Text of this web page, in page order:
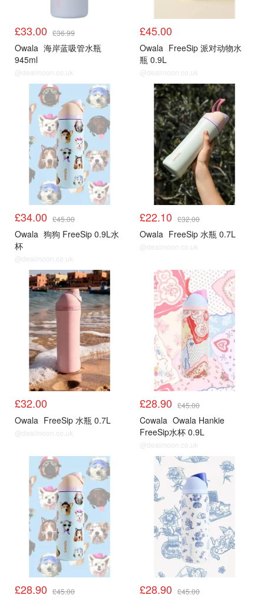
£33.00 £36.99
Owala 海岸蓝吸管水瓶
945ml
@dealmoon.co.uk
£45.00
Owala FreeSip 派对动物水
瓶 0.9L
@dealmoon.co.uk
£34.00 £45.00
Owala 狗狗 FreeSip 0.9L水
杯
@dealmoon.co.uk
£22.10 £32.00
Owala FreeSip 水瓶 0.7L
@dealmoon.co.uk
£32.00
Owala FreeSip 水瓶 0.7L
@dealmoon.co.uk
£28.90 £45.00
Cowala Owala Hankie
FreeSip水杯 0.9L
@dealmoon.co.uk
£28.90 £45.00 £28.90 £45.00